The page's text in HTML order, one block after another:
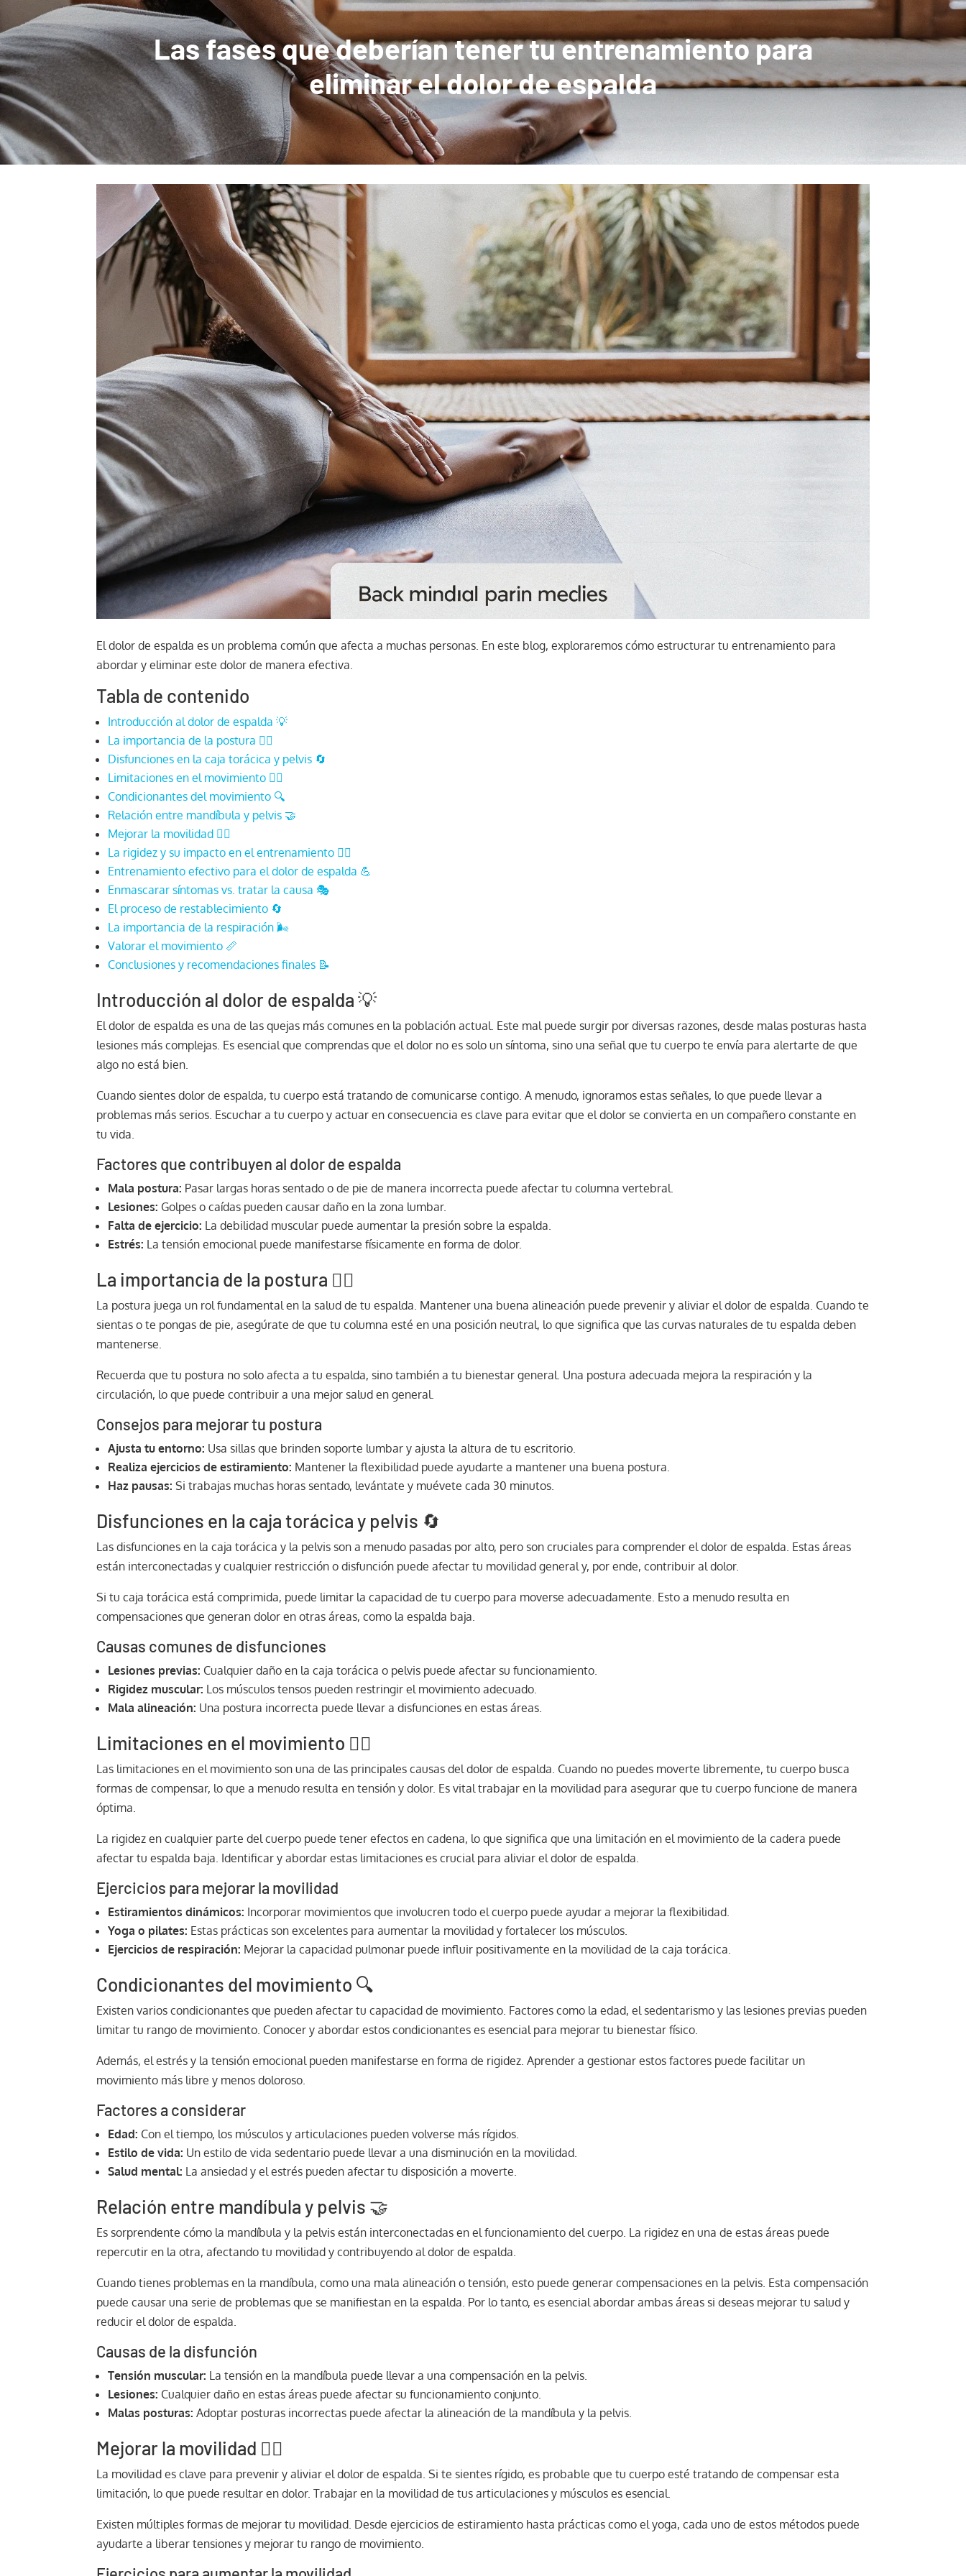
Las fases que deberían tener tu entrenamiento para
eliminar el dolor de espalda
El dolor de espalda es un problema común que afecta a muchas personas. En este blog, exploraremos cómo estructurar tu entrenamiento para
abordar y eliminar este dolor de manera efectiva.
Tabla de contenido
Introducción al dolor de espalda 💡
La importancia de la postura 🧘‍♂️
Disfunciones en la caja torácica y pelvis 🔄
Limitaciones en el movimiento 🚶‍♂️
Condicionantes del movimiento 🔍
Relación entre mandíbula y pelvis 🤝
Mejorar la movilidad 🏃‍♂️
La rigidez y su impacto en el entrenamiento 🏋️‍♂️
Entrenamiento efectivo para el dolor de espalda 💪
Enmascarar síntomas vs. tratar la causa 🎭
El proceso de restablecimiento 🔄
La importancia de la respiración 🌬️
Valorar el movimiento 📏
Conclusiones y recomendaciones finales 📝
Introducción al dolor de espalda 💡
El dolor de espalda es una de las quejas más comunes en la población actual. Este mal puede surgir por diversas razones, desde malas posturas hasta
lesiones más complejas. Es esencial que comprendas que el dolor no es solo un síntoma, sino una señal que tu cuerpo te envía para alertarte de que
algo no está bien.
Cuando sientes dolor de espalda, tu cuerpo está tratando de comunicarse contigo. A menudo, ignoramos estas señales, lo que puede llevar a
problemas más serios. Escuchar a tu cuerpo y actuar en consecuencia es clave para evitar que el dolor se convierta en un compañero constante en
tu vida.
Factores que contribuyen al dolor de espalda
Mala postura: Pasar largas horas sentado o de pie de manera incorrecta puede afectar tu columna vertebral.
Lesiones: Golpes o caídas pueden causar daño en la zona lumbar.
Falta de ejercicio: La debilidad muscular puede aumentar la presión sobre la espalda.
Estrés: La tensión emocional puede manifestarse físicamente en forma de dolor.
La importancia de la postura 🧘‍♂️
La postura juega un rol fundamental en la salud de tu espalda. Mantener una buena alineación puede prevenir y aliviar el dolor de espalda. Cuando te
sientas o te pongas de pie, asegúrate de que tu columna esté en una posición neutral, lo que significa que las curvas naturales de tu espalda deben
mantenerse.
Recuerda que tu postura no solo afecta a tu espalda, sino también a tu bienestar general. Una postura adecuada mejora la respiración y la
circulación, lo que puede contribuir a una mejor salud en general.
Consejos para mejorar tu postura
Ajusta tu entorno: Usa sillas que brinden soporte lumbar y ajusta la altura de tu escritorio.
Realiza ejercicios de estiramiento: Mantener la flexibilidad puede ayudarte a mantener una buena postura.
Haz pausas: Si trabajas muchas horas sentado, levántate y muévete cada 30 minutos.
Disfunciones en la caja torácica y pelvis 🔄
Las disfunciones en la caja torácica y la pelvis son a menudo pasadas por alto, pero son cruciales para comprender el dolor de espalda. Estas áreas
están interconectadas y cualquier restricción o disfunción puede afectar tu movilidad general y, por ende, contribuir al dolor.
Si tu caja torácica está comprimida, puede limitar la capacidad de tu cuerpo para moverse adecuadamente. Esto a menudo resulta en
compensaciones que generan dolor en otras áreas, como la espalda baja.
Causas comunes de disfunciones
Lesiones previas: Cualquier daño en la caja torácica o pelvis puede afectar su funcionamiento.
Rigidez muscular: Los músculos tensos pueden restringir el movimiento adecuado.
Mala alineación: Una postura incorrecta puede llevar a disfunciones en estas áreas.
Limitaciones en el movimiento 🚶‍♂️
Las limitaciones en el movimiento son una de las principales causas del dolor de espalda. Cuando no puedes moverte libremente, tu cuerpo busca
formas de compensar, lo que a menudo resulta en tensión y dolor. Es vital trabajar en la movilidad para asegurar que tu cuerpo funcione de manera
óptima.
La rigidez en cualquier parte del cuerpo puede tener efectos en cadena, lo que significa que una limitación en el movimiento de la cadera puede
afectar tu espalda baja. Identificar y abordar estas limitaciones es crucial para aliviar el dolor de espalda.
Ejercicios para mejorar la movilidad
Estiramientos dinámicos: Incorporar movimientos que involucren todo el cuerpo puede ayudar a mejorar la flexibilidad.
Yoga o pilates: Estas prácticas son excelentes para aumentar la movilidad y fortalecer los músculos.
Ejercicios de respiración: Mejorar la capacidad pulmonar puede influir positivamente en la movilidad de la caja torácica.
Condicionantes del movimiento 🔍
Existen varios condicionantes que pueden afectar tu capacidad de movimiento. Factores como la edad, el sedentarismo y las lesiones previas pueden
limitar tu rango de movimiento. Conocer y abordar estos condicionantes es esencial para mejorar tu bienestar físico.
Además, el estrés y la tensión emocional pueden manifestarse en forma de rigidez. Aprender a gestionar estos factores puede facilitar un
movimiento más libre y menos doloroso.
Factores a considerar
Edad: Con el tiempo, los músculos y articulaciones pueden volverse más rígidos.
Estilo de vida: Un estilo de vida sedentario puede llevar a una disminución en la movilidad.
Salud mental: La ansiedad y el estrés pueden afectar tu disposición a moverte.
Relación entre mandíbula y pelvis 🤝
Es sorprendente cómo la mandíbula y la pelvis están interconectadas en el funcionamiento del cuerpo. La rigidez en una de estas áreas puede
repercutir en la otra, afectando tu movilidad y contribuyendo al dolor de espalda.
Cuando tienes problemas en la mandíbula, como una mala alineación o tensión, esto puede generar compensaciones en la pelvis. Esta compensación
puede causar una serie de problemas que se manifiestan en la espalda. Por lo tanto, es esencial abordar ambas áreas si deseas mejorar tu salud y
reducir el dolor de espalda.
Causas de la disfunción
Tensión muscular: La tensión en la mandíbula puede llevar a una compensación en la pelvis.
Lesiones: Cualquier daño en estas áreas puede afectar su funcionamiento conjunto.
Malas posturas: Adoptar posturas incorrectas puede afectar la alineación de la mandíbula y la pelvis.
Mejorar la movilidad 🏃‍♂️
La movilidad es clave para prevenir y aliviar el dolor de espalda. Si te sientes rígido, es probable que tu cuerpo esté tratando de compensar esta
limitación, lo que puede resultar en dolor. Trabajar en la movilidad de tus articulaciones y músculos es esencial.
Existen múltiples formas de mejorar tu movilidad. Desde ejercicios de estiramiento hasta prácticas como el yoga, cada uno de estos métodos puede
ayudarte a liberar tensiones y mejorar tu rango de movimiento.